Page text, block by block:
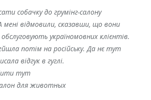
собачку до грумінг-салону
мені відмовили, сказавши, що вони
україномовних клієнтів.
потім на російську. Да нє тут
відгук в гуглі.
тут
для животных